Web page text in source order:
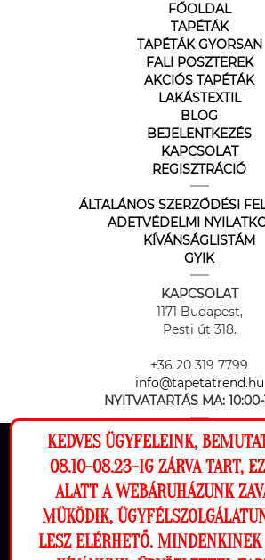
Ez a weboldal cookie-kat használ,
lehető legjobb élményt nyújtsa
Beállítások
Elutasítom
FŐOLDAL
TAPÉTÁK
TAPÉTÁK GYORSAN
FALI POSZTEREK
AKCIÓS TAPÉTÁK
LAKÁSTEXTIL
BLOG
BEJELENTKEZÉS
KAPCSOLAT
REGISZTRÁCIÓ
ÁLTALÁNOS SZERZŐDÉSI
ADETVÉDELMI
KÍVÁNSÁGLISTÁM
GYIK
KAPCSOLAT
1171 Budapest,
Pesti út 318.
+36 20 319 7799
info@tapetatrend.hu
NYITVATARTÁS MA:
Az online fizetést a Barion Payment Zrt.
száma: H-EN-I-1064/2013
KEDVES ÜGYFELEINK,
08.10-08.23-IG ZÁRVA TART,
ALATT A WEBÁRUHÁZUNK
MÜKÖDIK,
LESZ ELÉRHETŐ.